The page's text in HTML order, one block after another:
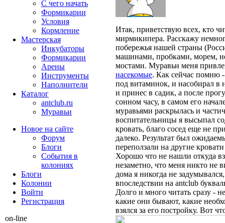
Итак, приветствую всех, кто
мирмикипера. Расскажу
побережья нашей страны
машинами, пробками, морем,
мостами. Муравьи меня
насекомые. Как сейчас помню -
под витаминок, и насобирал в
и принес в садик, а после
сонном часу, в самом его
муравьями раскрылась и
воспитательницы я высыпал
кровать, благо сосед еще не
далеко. Результат был
переползали на другие
Хорошо что не нашли откуда
незаметно, что меня никто не
дома я никогда не
впоследствии на antclub
Долго и много читать сразу -
какие они бывают, какие
взялся за его постройку. Вот
С чего начать
Формикарии
Условия
Кормление
Мастерская
Инкубаторы
Формикарии
Арены
Инструменты
Наполнители
Каталог
antclub.ru
Муравьи
Новое на сайте
Форум
Блоги
События в
колониях
Блоги
Колонии
Войти
Peгиcтpaция
on-line